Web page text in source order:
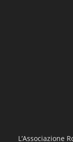
L’Associazione